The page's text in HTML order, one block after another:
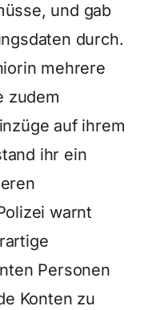
und gab
durch.
mehrere
zudem
auf ihrem
ihr ein
warnt
Personen
Konten zu